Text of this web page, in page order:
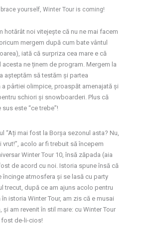
hotărât noi vitejește că nu ne mai facem
mergem după cum bate vântul
iată că surpriza cea mare e că
acesta ne ținem de program. Mergem la
așteptăm să testăm și partea
a pârtiei olimpice, proaspăt amenajată și
schiori și snowboarderi. Plus că
sus este “ce trebe”!
“Ați mai fost la Borșa sezonul asta? Nu,
vrut!”, acolo ar fi trebuit să începem
Winter Tour 10, însă zăpada (aia
de acord cu noi. Istoria spune însă că
încinge atmosfera și se lasă cu party
trecut, după ce am ajuns acolo pentru
istoria Winter Tour, am zis că e musai
și am revenit în stil mare: cu Winter Tour
fost de-li-cios!